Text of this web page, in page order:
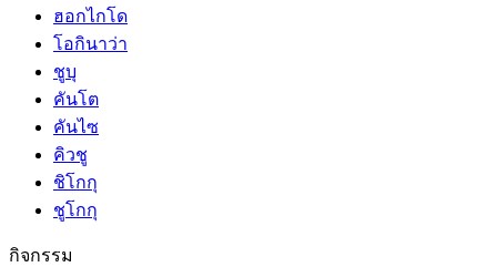
ฮอกไกโด
โอกินาว่า
ชูบุ
คันโต
คันไซ
คิวชู
ชิโกกุ
ชูโกกุ
กิจกรรม